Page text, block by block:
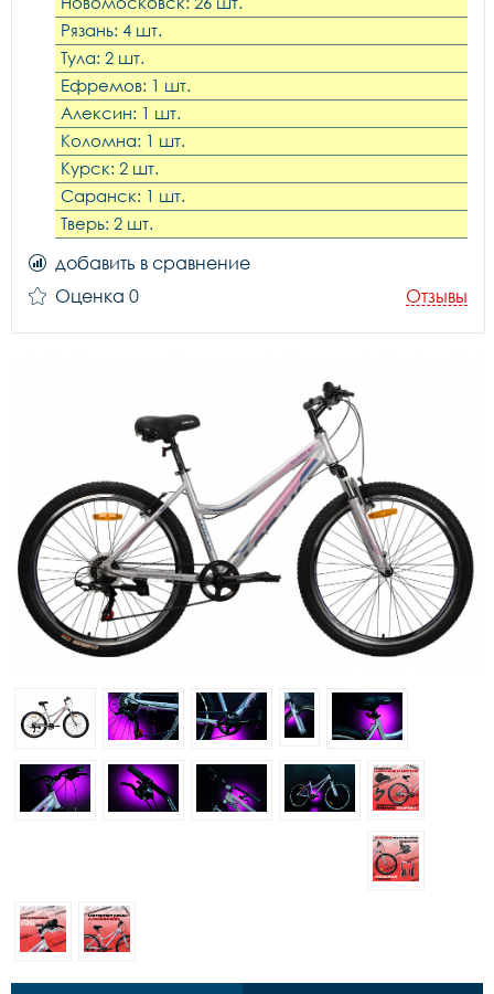
Рязань: 4 шт.
Тула: 2 шт.
Ефремов: 1 шт.
Алексин: 1 шт.
Коломна: 1 шт.
Курск: 2 шт.
Саранск: 1 шт.
Тверь: 2 шт.
добавить в сравнение
Оценка 0
Отзывы